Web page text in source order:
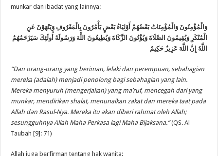
munkar dan ibadat yang lainnya:
وَالْمُؤْمِنُونَ وَالْمُؤْمِنَاتُ بَعْضُهُمْ أَوْلِيَاءُ بَعْضٍ يَأْمُرُونَ بِالْمَعْرُوفِ وَيَنْهَوْنَ عَنِ
الْمُنْكَرِ وَيُقِيمُونَ الصَّلَاةَ وَيُؤْتُونَ الزَّكَاةَ وَيُطِيعُونَ اللَّهَ وَرَسُولَهُ أُولَئِكَ سَيَرْحَمُهُمُ
اللَّهُ إِنَّ اللَّهَ عَزِيزٌ حَكِيمٌ
“Dan orang-orang yang beriman, lelaki dan perempuan, sebahagian
mereka (adalah) menjadi penolong bagi sebahagian yang lain.
Mereka menyuruh (mengerjakan) yang ma’ruf, mencegah dari yang
munkar, mendirikan shalat, menunaikan zakat dan mereka taat pada
Allah dan Rasul-Nya. Mereka itu akan diberi rahmat oleh Allah;
sesungguhnya Allah Maha Perkasa lagi Maha Bijaksana.”(QS. Al
Taubah [9]: 71)
Allah juga berfirman tentang hak wanita: